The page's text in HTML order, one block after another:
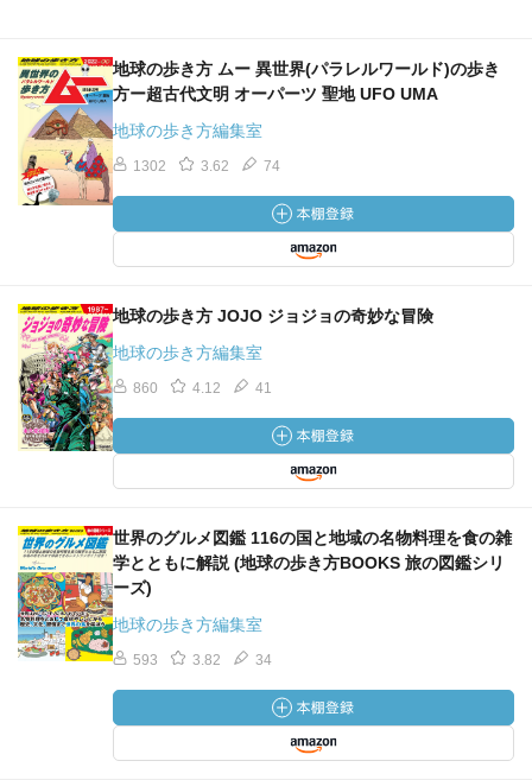
地球の歩き方 ムー 異世界(パラレルワールド)の歩き
方ー超古代文明 オーパーツ 聖地 UFO UMA
地球の歩き方編集室
1302 3.62 74
地球の歩き方 JOJO ジョジョの奇妙な冒険
地球の歩き方編集室
860 4.12 41
世界のグルメ図鑑 116の国と地域の名物料理を食の雑
学とともに解説 (地球の歩き方BOOKS 旅の図鑑シリ
ーズ)
地球の歩き方編集室
593 3.82 34